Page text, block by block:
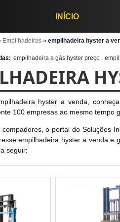
INÍCIO
Empilhadeiras » empilhadeira hyster a
empilhadeira a gás hyster preço
hyster a venda,
100 empresas ao mesmo tempo
compadores, o portal do Soluções
empilhadeira hyster a venda e
seguir: